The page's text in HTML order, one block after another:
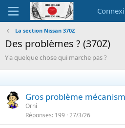
La section Nissan 370Z
Des problèmes ? (370Z)
Y'a quelque chose qui marche pas ?
Gros problème
Orni
Réponses 199 27/3/26